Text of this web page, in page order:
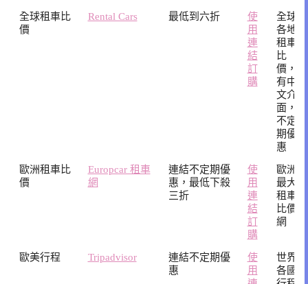
全球租車比
價
Rental Cars 最低到六折
使
用
連
結
訂
購
全球
各地
租車
比
價，
有中
文介
面，
不定
期優
惠
歐洲租車比
價
Europcar 租車
網
連結不定期優
惠，最低下殺
三折
使
用
連
結
訂
購
歐洲
最大
租車
比價
網
歐美行程 Tripadvisor
連結不定期優
惠
使
用
世界
各國